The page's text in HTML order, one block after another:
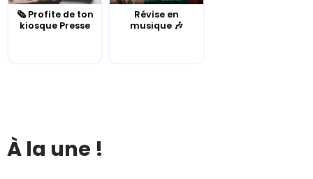
🗞️ Profite de ton
kiosque Presse
Révise en
musique 🎶
À la une !